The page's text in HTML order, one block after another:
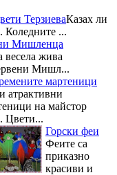
ТерзиеваКазах ли
Коледните ...
Мишленца
весела жива
Мишл...
мартеници
атрактивни
на майстор
Цвети...
Горски феи
Феите са
приказно
красиви и